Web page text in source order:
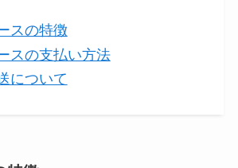
スの特徴
スの支払い方法
について